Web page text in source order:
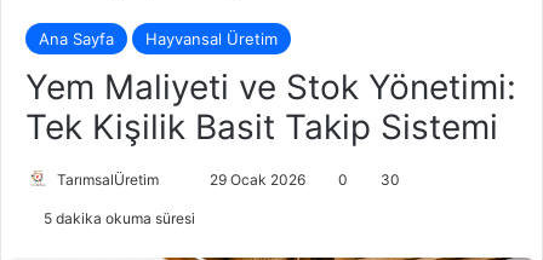
Ana Sayfa Hayvansal Üretim
Yem Maliyeti ve Stok Yönetimi:
Tek Kişilik Basit Takip Sistemi
TarımsalÜretim 29 Ocak 2026 0 30
5 dakika okuma süresi